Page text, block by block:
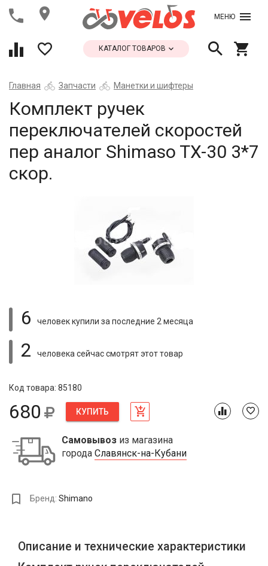
МЕНЮ
КАТАЛОГ ТОВАРОВ
Главная Запчасти Манетки и шифтеры
Комплект ручек
переключателей скоростей
пер аналог Shimaso TX-30 3*7
скор.
6 человек купили за последние 2 месяца
2 человека сейчас смотрятэтот товар
Код товара: 85180
680 КУПИТЬ
Самовывоз из магазина
города Славянск-на-Кубани
Бренд: Shimano
Описание и технические характеристики